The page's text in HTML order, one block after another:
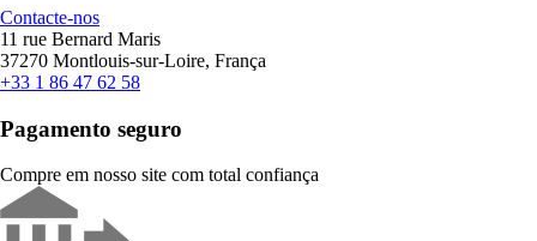
Contacte-nos
11 rue Bernard Maris
37270 Montlouis-sur-Loire, França
+33 1 86 47 62 58
Pagamento seguro
Compre em nosso site com total confiança